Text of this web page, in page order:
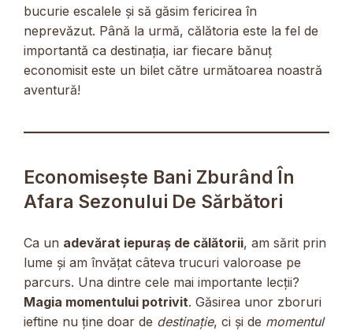
bucurie escalele și să găsim fericirea în
neprevăzut. Până la urmă, călătoria este la fel de
importantă ca destinația, iar fiecare bănuț
economisit este un bilet către următoarea noastră
aventură!
Economisește Bani Zburând În
Afara Sezonului De Sărbători
Ca un adevărat iepuraș de călătorii, am sărit prin
lume și am învățat câteva trucuri valoroase pe
parcurs. Una dintre cele mai importante lecții?
Magia momentului potrivit. Găsirea unor zboruri
ieftine nu ține doar de destinație, ci și de momentul